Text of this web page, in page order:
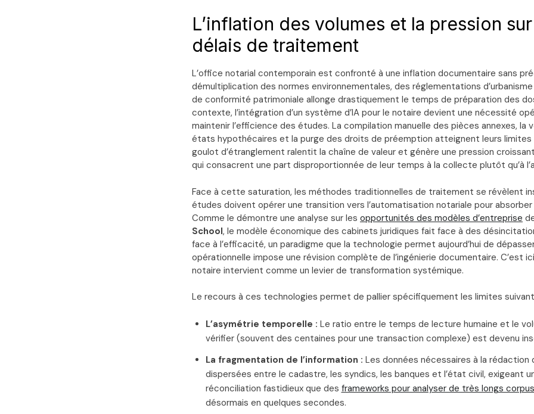
L’inflation des volumes et la pression
délais de traitement
L’office notarial contemporain est confronté à une inflation documentaire sans
démultiplication des normes environnementales, des réglementations
de conformité patrimoniale allonge drastiquement le temps de préparation des
contexte, l’intégration d’un système d’IA pour le notaire devient une nécessité
maintenir l’efficience des études. La compilation manuelle des pièces annexes, la
états hypothécaires et la purge des droits de préemption atteignent leurs
goulot d’étranglement ralentit la chaîne de valeur et génère une pression
qui consacrent une part disproportionnée de leur temps à la collecte plutôt qu’à
Face à cette saturation, les méthodes traditionnelles de traitement se révèlent
études doivent opérer une transition vers l’automatisation notariale pour
Comme le démontre une analyse sur les opportunités des modèles d’entreprise
School, le modèle économique des cabinets juridiques fait face à des
face à l’efficacité, un paradigme que la technologie permet aujourd’hui de
opérationnelle impose une révision complète de l’ingénierie documentaire. C’est ici
notaire intervient comme un levier de transformation systémique.
Le recours à ces technologies permet de pallier spécifiquement les limites
L’asymétrie temporelle : Le ratio entre le temps de lecture humaine et le
vérifier (souvent des centaines pour une transaction complexe) est devenu
La fragmentation de l’information : Les données nécessaires à la rédaction
dispersées entre le cadastre, les syndics, les banques et l’état civil, exigeant
réconciliation fastidieux que des frameworks pour analyser de très longs corpus
désormais en quelques secondes.